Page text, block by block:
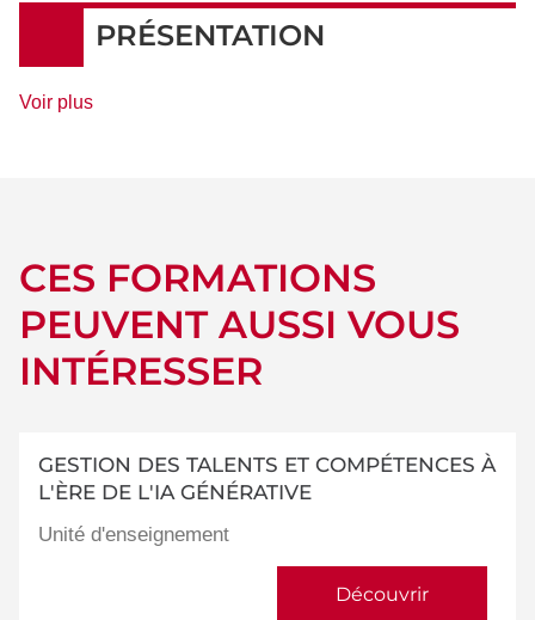
Rythme
PRÉSENTATION
Voir plusde
CES FORMATIONS
PEUVENT AUSSI VOUS
INTÉRESSER
GESTION DES TALENTS ET COMPÉTENCES À
L'ÈRE DE L'IA GÉNÉRATIVE
Unité d'enseignement
Découvrir